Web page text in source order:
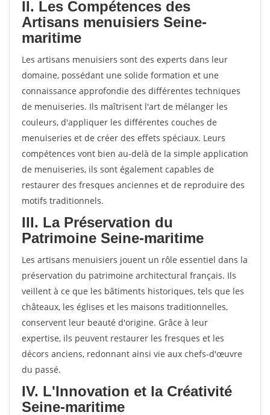
II. Les Compétences des
Artisans menuisiers Seine-
maritime
Les artisans menuisiers sont des experts dans leur
domaine, possédant une solide formation et une
connaissance approfondie des différentes techniques
de menuiseries. Ils maîtrisent l'art de mélanger les
couleurs, d'appliquer les différentes couches de
menuiseries et de créer des effets spéciaux. Leurs
compétences vont bien au-delà de la simple application
de menuiseries, ils sont également capables de
restaurer des fresques anciennes et de reproduire des
motifs traditionnels.
III. La Préservation du
Patrimoine Seine-maritime
Les artisans menuisiers jouent un rôle essentiel dans la
préservation du patrimoine architectural français. Ils
veillent à ce que les bâtiments historiques, tels que les
châteaux, les églises et les maisons traditionnelles,
conservent leur beauté d'origine. Grâce à leur
expertise, ils peuvent restaurer les fresques et les
décors anciens, redonnant ainsi vie aux chefs-d'œuvre
du passé.
IV. L'Innovation et la Créativité
Seine-maritime